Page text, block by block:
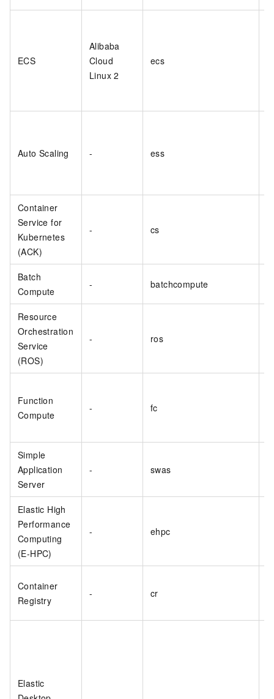
ECS
Alibaba
Cloud
Linux 2
ecs
Auto Scaling - ess
Container
Service for
Kubernetes
(ACK)
- cs
Batch
Compute
- batchcompute
Resource
Orchestration
Service
(ROS)
- ros
Function
Compute
- fc
Simple
Application
Server
- swas
Elastic High
Performance
Computing
(E-HPC)
- ehpc
Container
Registry
- cr
Elastic